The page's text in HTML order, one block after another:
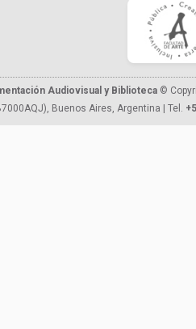
Audiovisual y Biblioteca ©
Buenos Aires, Argentina | Tel.